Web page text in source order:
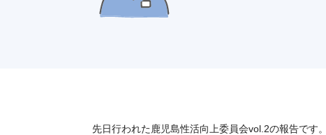
先日行われた鹿児島性活向上委員会vol.2の報告です